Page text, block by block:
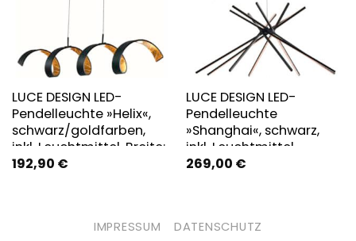
LUCE DESIGN LED-
Pendelleuchte »Helix«,
schwarz/goldfarben,
inkl. Leuchtmittel, Breite:
80 cm
192,90 €
LUCE DESIGN LED-
Pendelleuchte
»Shanghai«, schwarz,
inkl. Leuchtmittel
269,00 €
IMPRESSUM DATENSCHUTZ